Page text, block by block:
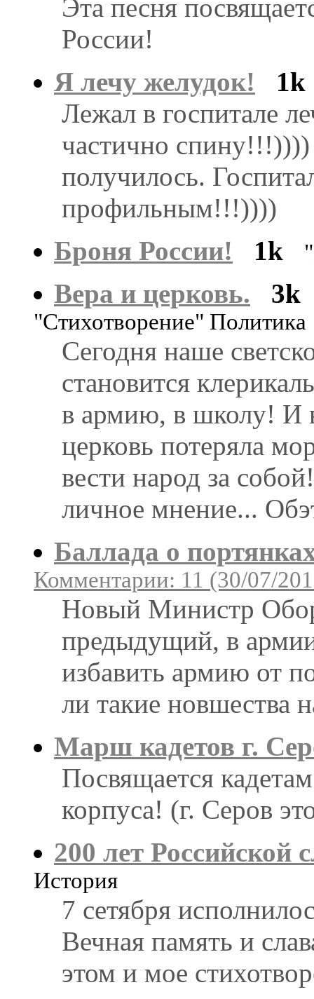
Эта песня
России!
Я лечу желудок!
1k
Лежал в госпитале
частично спину!!!))))
получилось.
профильным!!!))))
Броня России!
1k
Вера и церковь. 3k
"Стихотворение" Политика
Сегодня наше
становится
в армию, в школу! И
церковь потеряла
вести народ за
личное мнение...
Баллада о
Комментарии: 11 (30/07/
Новый Министр
предыдущий, в
избавить армию от
ли такие
Марш кадетов г.
Посвящается
корпуса! (г. Серов
200 лет Российской
История
7 сетября
Вечная память и
этом и мое